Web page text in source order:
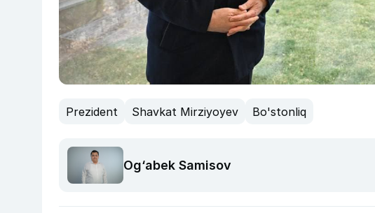
Prezident Shavkat Mirziyoyev Bo'stonliq
Og‘abek Samisov